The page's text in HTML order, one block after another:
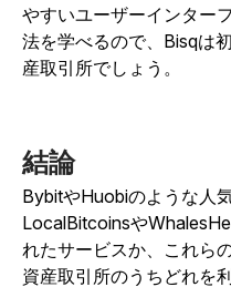
やすいユーザーインター
法を学べるので、Bisqは
産取引所でしょう。
結論
BybitやHuobiのような人
LocalBitcoinsや
れたサービスか、これら
資産取引所のうちどれを